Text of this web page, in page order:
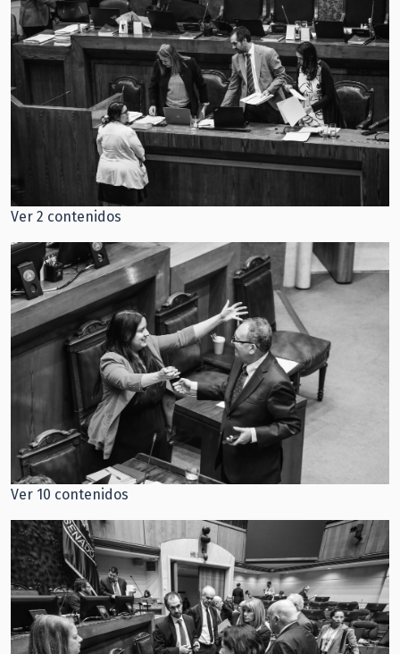
Ver 2 contenidos
Ver 10 contenidos